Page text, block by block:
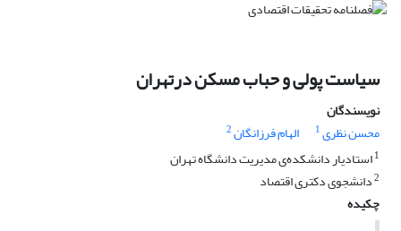
سیاست پولی و حباب مسکن درتهران
نویسندگان
محسن نظری1 الهام فرزانگان2
1استادیار دانشکده‌ی مدیریت دانشگاه تهران
2دانشجوی دکتری اقتصاد
چکیده